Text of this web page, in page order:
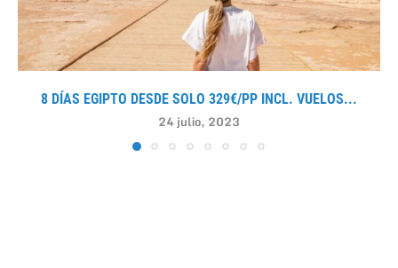
8 DÍAS EGIPTO DESDE SOLO 329€/PP INCL. VUELOS...
24 julio, 2023